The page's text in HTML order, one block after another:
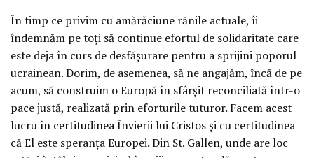
În timp ce privim cu amărăciune rănile actuale, îi
îndemnăm pe toți să continue efortul de solidaritate care
este deja în curs de desfășurare pentru a sprijini poporul
ucrainean. Dorim, de asemenea, să ne angajăm, încă de pe
acum, să construim o Europă în sfârșit reconciliată într-o
pace justă, realizată prin eforturile tuturor. Facem acest
lucru în certitudinea Învierii lui Cristos și cu certitudinea
că El este speranța Europei. Din St. Gallen, unde are loc